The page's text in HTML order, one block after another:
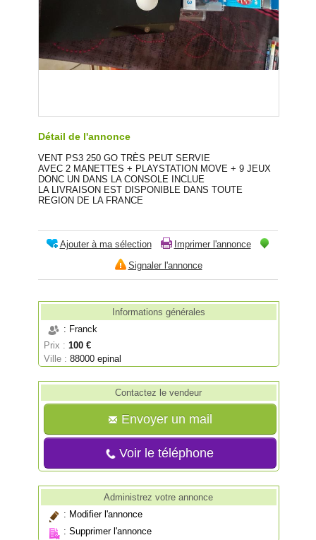
Détail de l'annonce
VENT PS3 250 GO TRÈS PEUT SERVIE
AVEC 2 MANETTES + PLAYSTATION MOVE + 9 JEUX
DONC UN DANS LA CONSOLE INCLUE
LA LIVRAISON EST DISPONIBLE DANS TOUTE
REGION DE LA FRANCE
Ajouter à ma sélection
Imprimer l'annonce
Signaler l'annonce
Informations générales
: Franck
Prix : 100 €
Ville :88000 epinal
Contactez le vendeur
Envoyer un mail
Voir le téléphone
Administrez votre annonce
: Modifier l'annonce
:Supprimer l'annonce